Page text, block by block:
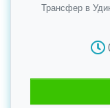
Трансфер в